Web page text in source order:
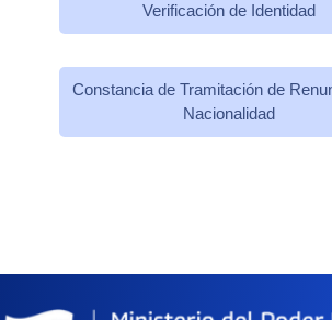
Verificación de Identidad
Constancia de Tramitación de
Nacionalidad